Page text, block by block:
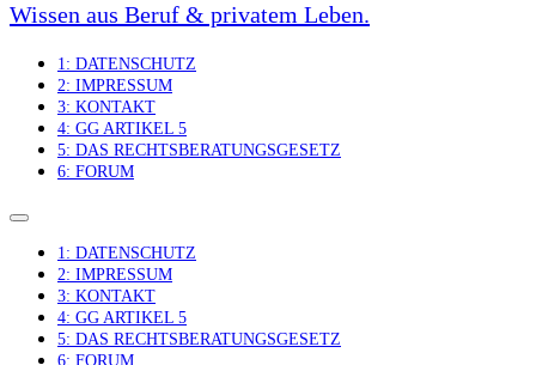
Wissen aus Beruf & privatem Leben.
1: DATENSCHUTZ
2: IMPRESSUM
3: KONTAKT
4: GG ARTIKEL 5
5: DAS RECHTSBERATUNGSGESETZ
6: FORUM
1: DATENSCHUTZ
2: IMPRESSUM
3: KONTAKT
4: GG ARTIKEL 5
5: DAS RECHTSBERATUNGSGESETZ
6: FORUM